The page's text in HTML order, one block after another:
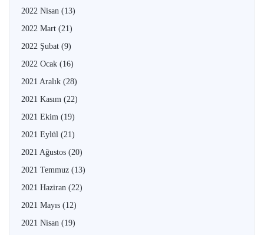
2022 Nisan (13)
2022 Mart (21)
2022 Şubat (9)
2022 Ocak (16)
2021 Aralık (28)
2021 Kasım (22)
2021 Ekim (19)
2021 Eylül (21)
2021 Ağustos (20)
2021 Temmuz (13)
2021 Haziran (22)
2021 Mayıs (12)
2021 Nisan (19)